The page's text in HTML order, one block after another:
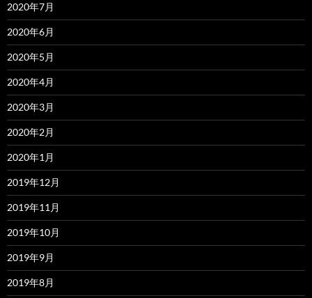
2020年7月
2020年6月
2020年5月
2020年4月
2020年3月
2020年2月
2020年1月
2019年12月
2019年11月
2019年10月
2019年9月
2019年8月